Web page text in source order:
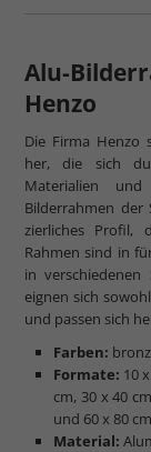
Alu-
Henzo
Die Firma Henzo
her, die sich
Materialien und
Bilderrahmen der
zierliches Profil,
Rahmen sind in
in verschiedenen
eignen sich
und passen sich
Farben:
Formate: 10
cm, 30 x 40
und 60 x 80 cm
Material: